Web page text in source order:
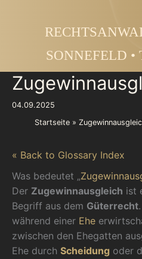
SONNEFELD
04.09.2025
Startseite
« Back to Glossary Index
Was bedeutet „
Der Zugewinnausgleich ist
Begriff aus dem Güterrecht
während einer Ehe
zwischen den Ehegatten
Ehe durch Scheidung oder